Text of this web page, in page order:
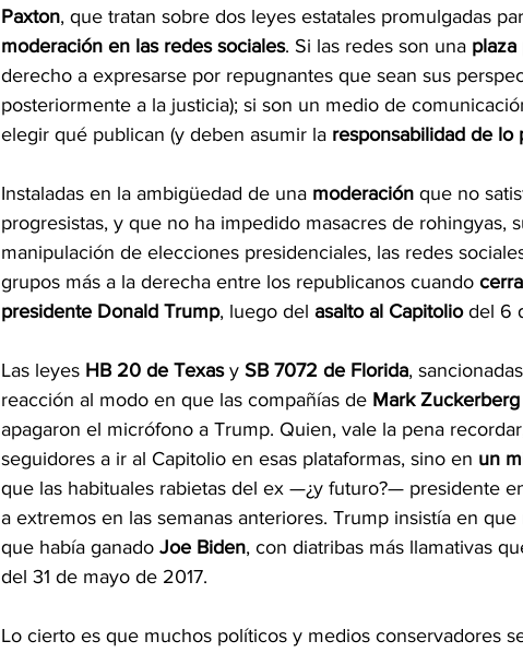
Paxton, que tratan sobre dos leyes estatales promulgadas
moderación en las redes sociales. Si las redes son una plaza
derecho a expresarse por repugnantes que sean sus
posteriormente a la justicia); si son un medio de
elegir qué publican (y deben asumir la responsabilidad de lo
Instaladas en la ambigüedad de una moderación que no
progresistas, y que no ha impedido masacres de rohingyas,
manipulación de elecciones presidenciales, las redes
grupos más a la derecha entre los republicanos cuando
presidente Donald Trump, luego del asalto al Capitolio del 6
Las leyes HB 20 de Texas y SB 7072 de Florida,
reacción al modo en que las compañías de Mark Zuckerberg
apagaron el micrófono a Trump. Quien, vale la pena
seguidores a ir al Capitolio en esas plataformas, sino en un
que las habituales rabietas del ex —¿y futuro?— presidente
a extremos en las semanas anteriores. Trump insistía en
que había ganado Joe Biden, con diatribas más llamativas
del 31 de mayo de 2017.
Lo cierto es que muchos políticos y medios conservadores